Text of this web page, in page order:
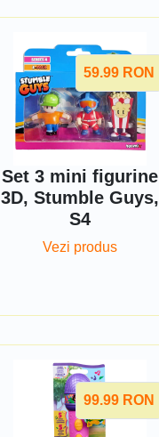
59.99 RON
Set 3 mini figurine
3D, Stumble Guys,
S4
Vezi produs
99.99 RON